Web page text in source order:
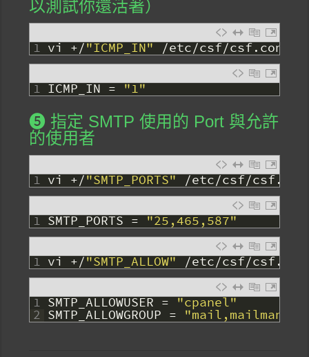
以測試你還活著）
1 vi +/"ICMP_IN" /etc/csf/csf.conf
1 ICMP_IN = "1"
❺ 指定 SMTP 使用的 Port 與允許
的使用者
1 vi +/"SMTP_PORTS" /etc/csf/csf.
1 SMTP_PORTS = "25,465,587"
1 vi +/"SMTP_ALLOW" /etc/csf/csf.
1
2
SMTP_ALLOWUSER = "cpanel"
SMTP_ALLOWGROUP = "mail,mailman"